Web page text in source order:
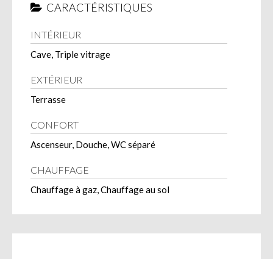
CARACTÉRISTIQUES
INTÉRIEUR
Cave, Triple vitrage
EXTÉRIEUR
Terrasse
CONFORT
Ascenseur, Douche, WC séparé
CHAUFFAGE
Chauffage à gaz, Chauffage au sol